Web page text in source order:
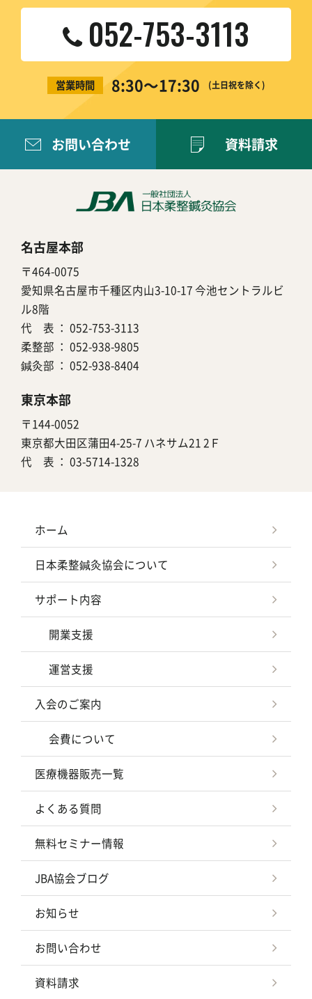
052-753-3113
営業時間 8:30〜17:30 (土日祝を除く)
お問い合わせ 資料請求
名古屋本部
〒464-0075
愛知県名古屋市千種区内山3-10-17 今池セントラルビ
ル8階
代 表 ： 052-753-3113
柔整部 ： 052-938-9805
鍼灸部 ： 052-938-8404
東京本部
〒144-0052
東京都大田区蒲田4-25-7 ハネサム21 2Ｆ
代 表 ： 03-5714-1328
ホーム
日本柔整鍼灸協会について
サポート内容
開業支援
運営支援
入会のご案内
会費について
医療機器販売一覧
よくある質問
無料セミナー情報
JBA協会ブログ
お知らせ
お問い合わせ
資料請求